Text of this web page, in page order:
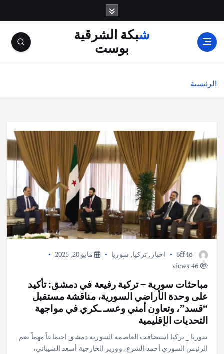
ل
شبكة الشرقية
بوست
الرئيسية
6ff4o اخبار , تركيا, سوريا
مايو 20, 2025
46 views
مباحثات سورية – تركية رفيعة في دمشق: تأكيد
على وحدة الأراضي السورية، مناقشة مستقبل
“قسد”، وتعاون أمني وعسـ ـكري في مواجهة
التحديات الإقليمية
سوريا _ تركيا استضافت العاصمة السورية دمشق اجتماعاً مهماً ضم
الرئيس السوري أحمد الشرع، ووزير الخارجية أسعد الشيباني،